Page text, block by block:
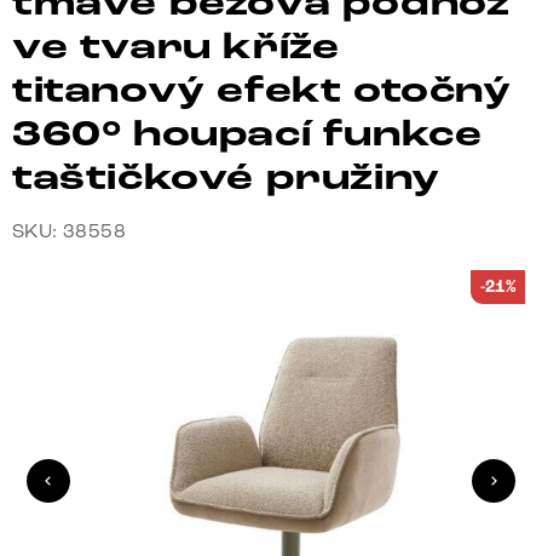
ve tvaru kříže
titanový efekt otočný
360° houpací funkce
taštičkové pružiny
SKU: 38558
-21%